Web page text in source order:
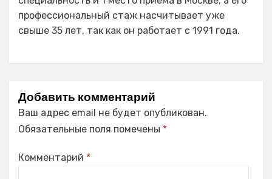
профессиональный стаж насчитывает уже
свыше 35 лет, так как он работает с 1991 года.
Добавить комментарий
Ваш адрес email не будет опубликован.
Обязательные поля помечены *
Комментарий *